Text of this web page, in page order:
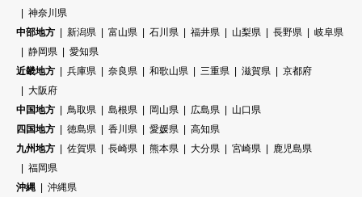
神奈川県
中部地方
新潟県 富山県 石川県 福井県 山梨県 長野県
岐阜県
静岡県
愛知県
近畿地方
兵庫県 奈良県 和歌山県 三重県 滋賀県
京都府
大阪府
中国地方
鳥取県 島根県 岡山県 広島県
山口県
四国地方
徳島県 香川県 愛媛県
高知県
九州地方
佐賀県 長崎県 熊本県 大分県 宮崎県
鹿児島県
福岡県
沖縄
沖縄県